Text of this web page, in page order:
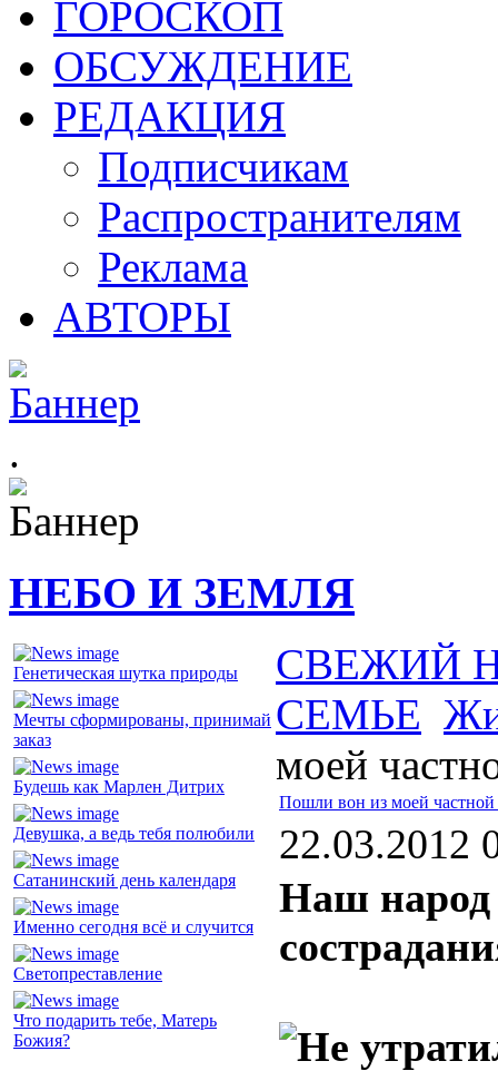
ГОРОСКОП
ОБСУЖДЕНИЕ
РЕДАКЦИЯ
Подписчикам
Распространителям
Реклама
АВТОРЫ
.
НЕБО И ЗЕМЛЯ
Генетическая шутка природы
Мечты сформированы, принимай
заказ
Будешь как Марлен Дитрих
Девушка, а ведь тебя полюбили
Сатанинский день календаря
Именно сегодня всё и случится
Светопреставление
Что подарить тебе, Матерь
Божия?
СВЕЖИЙ
СЕМЬЕ
моей
Пошли вон из моей частной
22.03.2012
Наш народ